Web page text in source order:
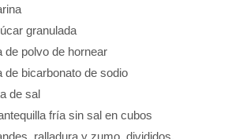
granulada
de polvo de hornear
de bicarbonato de sodio
de sal
fría sin sal en cubos